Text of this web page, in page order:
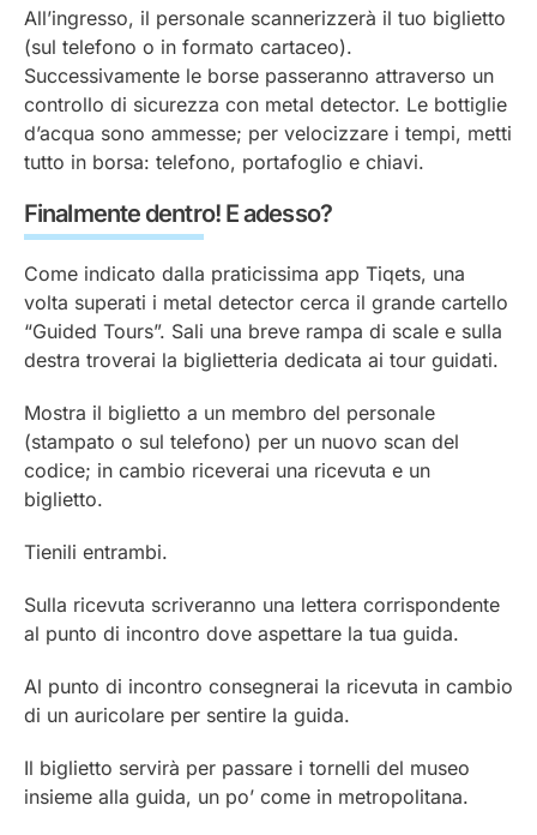
All’ingresso, il personale scannerizzerà il tuo biglietto
(sul telefono o in formato cartaceo).
Successivamente le borse passeranno attraverso un
controllo di sicurezza con metal detector. Le bottiglie
d’acqua sono ammesse; per velocizzare i tempi, metti
tutto in borsa: telefono, portafoglio e chiavi.
Finalmente dentro! E adesso?
Come indicato dalla praticissima app Tiqets, una
volta superati i metal detector cerca il grande cartello
“Guided Tours”. Sali una breve rampa di scale e sulla
destra troverai la biglietteria dedicata ai tour guidati.
Mostra il biglietto a un membro del personale
(stampato o sul telefono) per un nuovo scan del
codice; in cambio riceverai una ricevuta e un
biglietto.
Tienili entrambi.
Sulla ricevuta scriveranno una lettera corrispondente
al punto di incontro dove aspettare la tua guida.
Al punto di incontro consegnerai la ricevuta in cambio
di un auricolare per sentire la guida.
Il biglietto servirà per passare i tornelli del museo
insieme alla guida, un po’ come in metropolitana.